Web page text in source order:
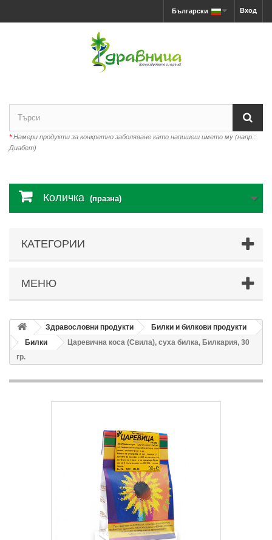
Вход
Български
*Намери продукти за конкретно заболяване като напишеш името му (напр.:
Диабет)
Количка (празна)
КАТЕГОРИИ
МЕНЮ
Здравословни продукти
Билки и билкови продукти
Билки
Царевична коса (Свила), суха билка, Билкария, 30
гр.